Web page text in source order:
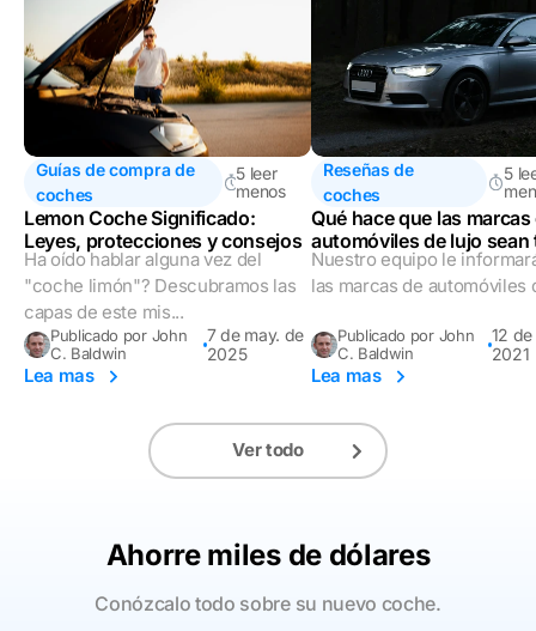
Guías de compra de
coches
5 leer
menos
Lemon Coche Significado:
Leyes, protecciones y consejos
Ha oído hablar alguna vez del
"coche limón"? Descubramos las
capas de este mis...
Publicado por John
C. Baldwin
7 de may. de
2025
Lea mas
Reseñas de
coches
5
Qué hace que las marcas
automóviles de lujo sean
costosas?
Nuestro equipo le
las marcas de automóviles
Publicado por John
C. Baldwin
12
2021
Lea mas
Ver todo
Ahorre miles de dólares
Conózcalo todo sobre su nuevo coche.